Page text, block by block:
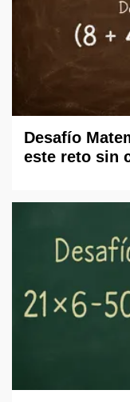
Desafío
este reto sin